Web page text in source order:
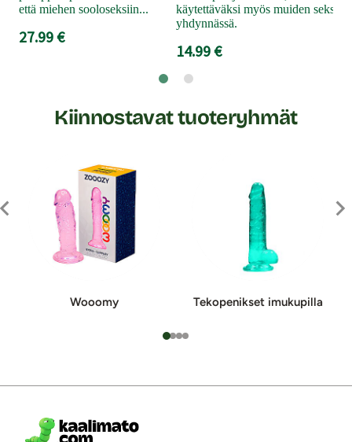
että miehen sooloseksiin...
27.99 €
käytettäväksi myös muiden
yhdynnässä.
14.99 €
Kiinnostavat tuoteryhmät
Wooomy Teko­pe­nik­set imu­ku­pil­la